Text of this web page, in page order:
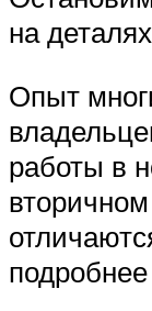
на деталях
Опыт
работы в